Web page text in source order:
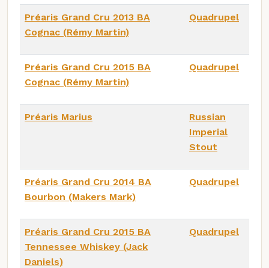
Préaris Grand Cru 2013 BA
Cognac (Rémy Martin)
Quadrupel
Préaris Grand Cru 2015 BA
Cognac (Rémy Martin)
Quadrupel
Préaris Marius
Russian
Imperial
Stout
Préaris Grand Cru 2014 BA
Bourbon (Makers Mark)
Quadrupel
Préaris Grand Cru 2015 BA
Tennessee Whiskey (Jack
Daniels)
Quadrupel